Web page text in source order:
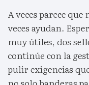
A veces parece que
veces ayudan.
muy útiles, dos
continúe con la
pulir exigencias